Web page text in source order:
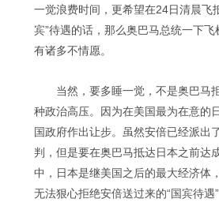
一觉浪费时间，更希望在24日清晨飞
宾”待遇的话，那么奥巴马总统一下
有诸多不情愿。
当然，要多睡一觉，不是奥巴马
种政治高压。因为在美国最为在意的
国政府作出让步。虽然安倍已经派出
判，但是要在奥巴马抵达日本之前达
中，日本是继美国之后的最大经济体
无法狠心拒绝安倍送过来的“国宾待